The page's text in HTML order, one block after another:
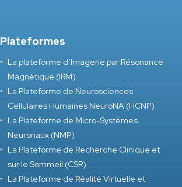
Plateformes
La plateforme d’Imagerie par Résonance
Magnétique (IRM)
La Plateforme de Neurosciences
Cellulaires Humaines NeuroNA (HCNP)
La Plateforme de Micro-Systèmes
Neuronaux (NMP)
La Plateforme de Recherche Clinique et
sur le Sommeil (CSR)
La Plateforme de Réalité Virtuelle et